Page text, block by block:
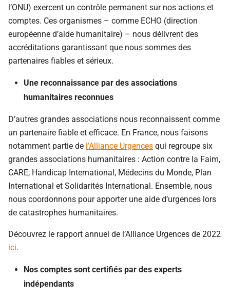
l’ONU) exercent un contrôle permanent sur nos actions et
comptes. Ces organismes – comme ECHO (direction
européenne d’aide humanitaire) – nous délivrent des
accréditations garantissant que nous sommes des
partenaires fiables et sérieux.
Une reconnaissance par des associations
humanitaires reconnues
D’autres grandes associations nous reconnaissent comme
un partenaire fiable et efficace. En France, nous faisons
notamment partie de l’Alliance Urgences qui regroupe six
grandes associations humanitaires : Action contre la Faim,
CARE, Handicap International, Médecins du Monde, Plan
International et Solidarités International. Ensemble, nous
nous coordonnons pour apporter une aide d’urgences lors
de catastrophes humanitaires.
Découvrez le rapport annuel de l’Alliance Urgences de 2022
ici.
Nos comptes sont certifiés par des experts
indépendants